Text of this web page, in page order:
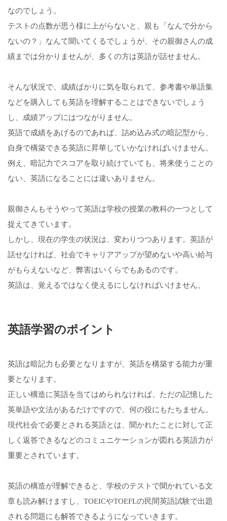
なのでしょう。
テストの点数が思う様に上がらないと、親も「なんで分から
ないの？」なんて聞いてくるでしょうが、その親御さんの成
績までは分かりませんが、多くの方は英語が話せません。
そんな状況で、成績ばかりに気を取られて、参考書や単語集
などを購入しても英語を理解することはできないでしょう
し、成績アップにはつながりません。
英語で成績をあげるのであれば、詰め込み式の暗記型から、
自身で構築できる英語に昇華していかなければいけません。
例え、暗記力でスコアを取り続けていても、将来使うことの
ない、英語になることには違いありません。
親御さんもそうやって英語は学校の授業の教科の一つとして
捉えてきています。
しかし、現在の学生の状況は、変わりつつあります。英語が
話せなければ、社会でキャリアアップが望めないや高い給与
がもらえないなど、弊害はいくらでもあるのです。
英語は、覚えるではなく使えるにしなければいけません。
英語学習のポイント
英語は暗記力も必要となりますが、英語を構築する能力が重
要となります。
正しい構造に英語を当てはめられなければ、ただの記憶した
英単語や文法があるだけですので、何の役にもたちません。
現代社会で必要とされる英語とは、聞かれたことに対して正
しく返答できるなどのコミュニケーションが図れる英語力が
重要とされています。
英語の構造が理解できると、学校のテストで聞かれている文
章も読み解けますし、TOEICやTOEFLの民間英語試験で出題
される問題にも解答できるようになっていきます。